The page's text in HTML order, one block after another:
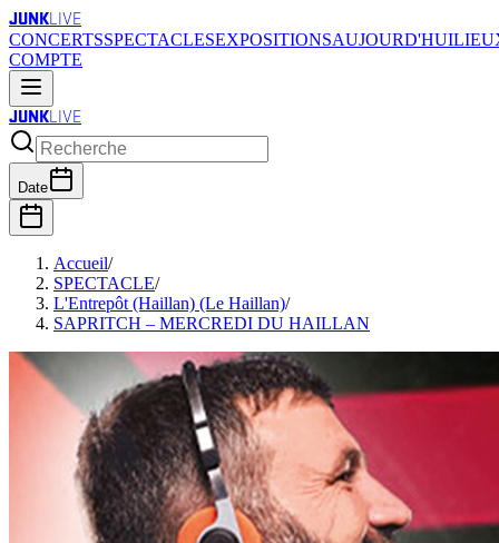
JUNKLIVE
CONCERTSSPECTACLESEXPOSITIONSAUJOURD'HUI
COMPTE
JUNKLIVE
Date
Accueil/
SPECTACLE/
L'Entrepôt (Haillan) (Le Haillan)/
SAPRITCH – MERCREDI DU HAILLAN